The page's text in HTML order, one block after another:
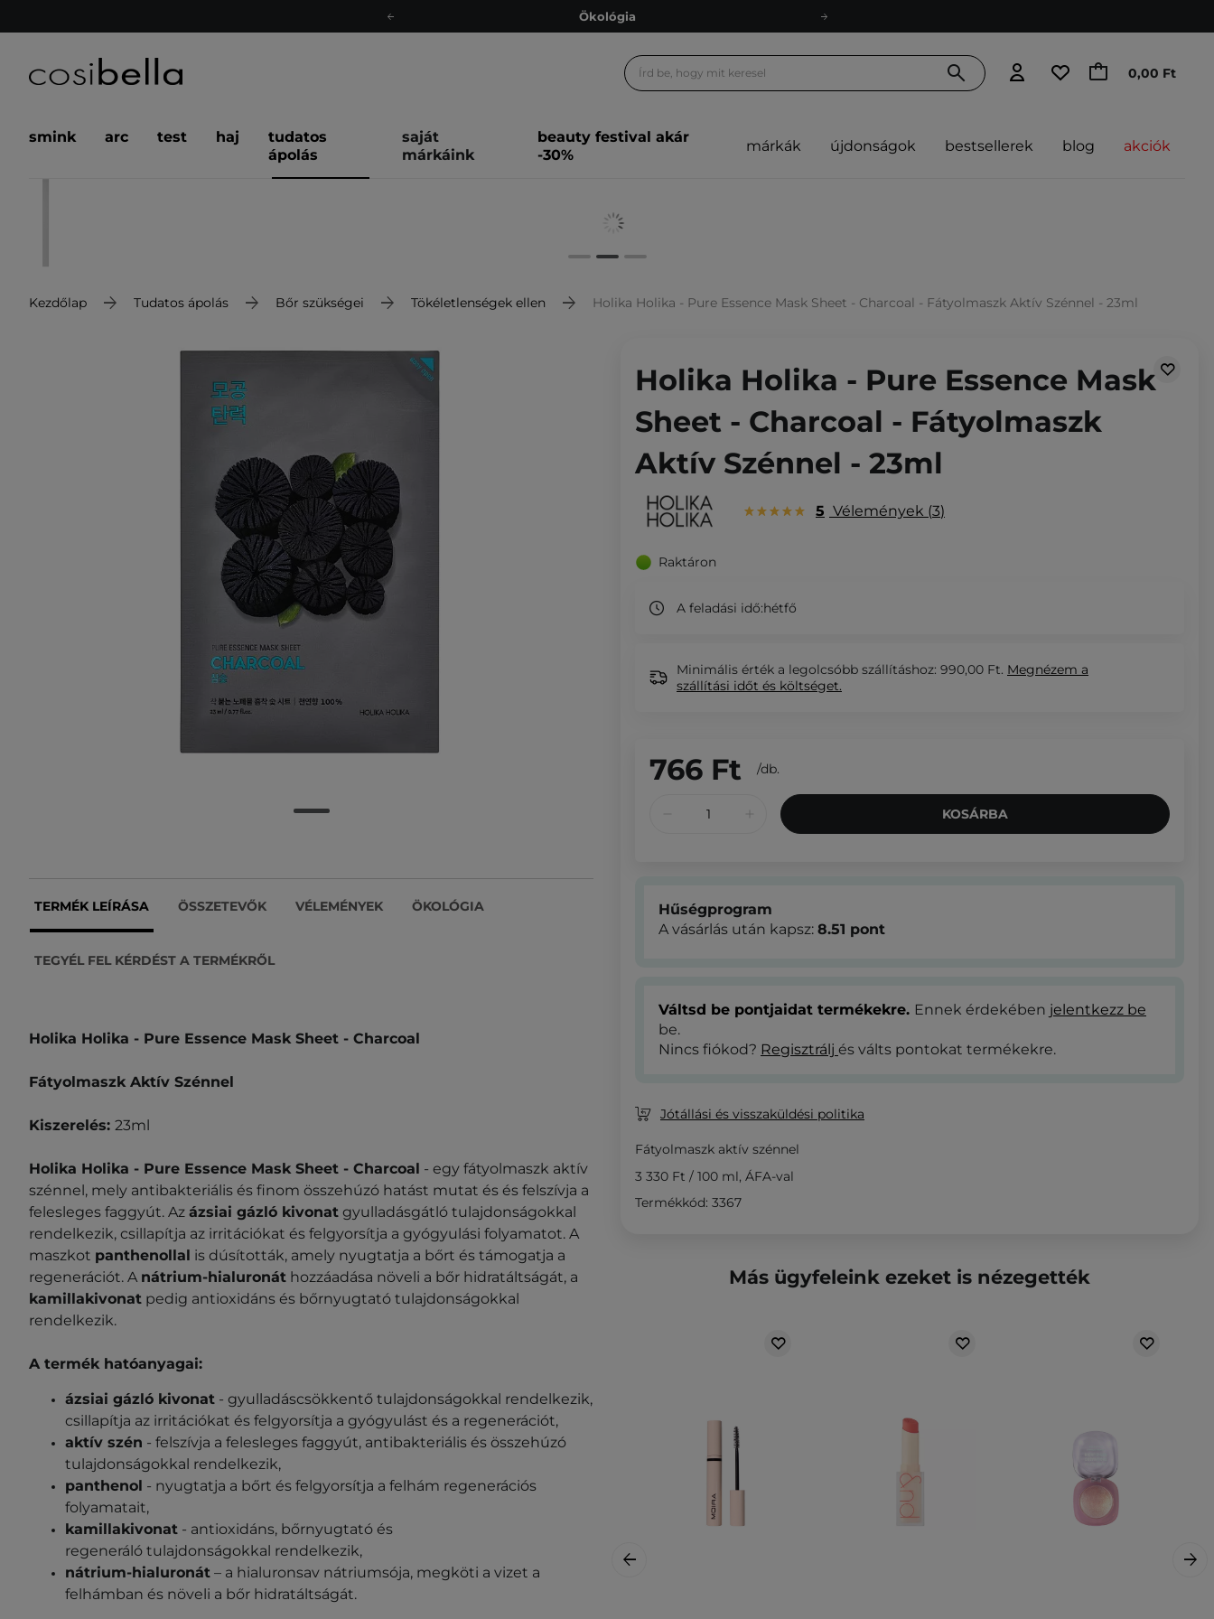
Ökológia
Ingyenes szállítás 15 000 Ft-tól
Ökológia
0,00 Ft
smink arc test haj
tudatos
ápolás
saját
márkáink
beauty festival akár
-30%
márkák újdonságok bestsellerek blog akciók
Kezdőlap Tudatos ápolás Bőr szükségei Tökéletlenségek ellen Holika Holika - Pure Essence Mask Sheet - Charcoal - Fátyolmaszk Aktív Szénnel - 23ml
TERMÉK LEÍRÁSA ÖSSZETEVŐK VÉLEMÉNYEK ÖKOLÓGIA
TEGYÉL FEL KÉRDÉST A TERMÉKRŐL
Holika Holika - Pure Essence Mask Sheet - Charcoal
Fátyolmaszk Aktív Szénnel
Kiszerelés: 23ml
Holika Holika - Pure Essence Mask Sheet - Charcoal - egy fátyolmaszk aktív
szénnel, mely antibakteriális és finom összehúzó hatást mutat és és felszívja a
felesleges faggyút. Az ázsiai gázló kivonat gyulladásgátló tulajdonságokkal
rendelkezik, csillapítja az irritációkat és felgyorsítja a gyógyulási folyamatot. A
maszkot panthenollal is dúsították, amely nyugtatja a bőrt és támogatja a
regenerációt. A nátrium-hialuronát hozzáadása növeli a bőr hidratáltságát, a
kamillakivonat pedig antioxidáns és bőrnyugtató tulajdonságokkal
rendelkezik.
A termék hatóanyagai:
ázsiai gázló kivonat - gyulladáscsökkentő tulajdonságokkal rendelkezik,
csillapítja az irritációkat és felgyorsítja a gyógyulást és a regenerációt,
aktív szén - felszívja a felesleges faggyút, antibakteriális és összehúzó
tulajdonságokkal rendelkezik,
panthenol - nyugtatja a bőrt és felgyorsítja a felhám regenerációs
folyamatait,
kamillakivonat - antioxidáns, bőrnyugtató és
regeneráló tulajdonságokkal rendelkezik,
nátrium-hialuronát – a hialuronsav nátriumsója, megköti a vizet a
felhámban és növeli a bőr hidratáltságát.
Holika Holika - Pure Essence Mask
Sheet - Charcoal - Fátyolmaszk
Aktív Szénnel - 23ml
5 Vélemények 3
Raktáron
A feladási idő:hétfő
Minimális érték a legolcsóbb szállításhoz: 990,00 Ft. Megnézem a
szállítási időt és költséget.
766 Ft /db.
KOSÁRBA
Hűségprogram
A vásárlás után kapsz: 8.51 pont
Váltsd be pontjaidat termékekre. Ennek érdekében jelentkezz be
be.
Nincs fiókod? Regisztrálj és válts pontokat termékekre.
Jótállási és visszaküldési politika
Fátyolmaszk aktív szénnel
3 330 Ft / 100 ml, ÁFA-val
Termékkód: 3367
Más ügyfeleink ezeket is nézegették